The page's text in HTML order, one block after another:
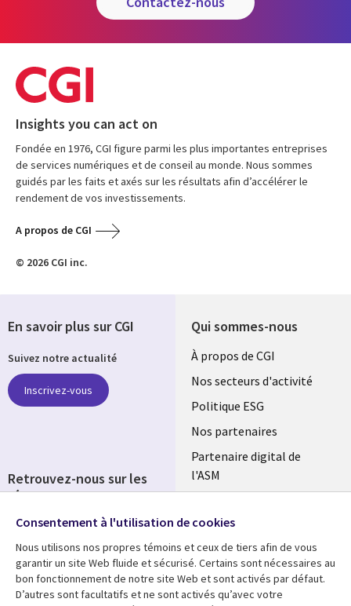
Insights you can act on
Fondée en 1976, CGI figure parmi les plus importantes entreprises
de services numériques et de conseil au monde. Nous sommes
guidés par les faits et axés sur les résultats afin d’accélérer le
rendement de vos investissements.
A propos de CGI
© 2026 CGI inc.
Qui sommes-nous
Useful
links
FRANCE
À propos de CGI
Nos secteurs d'activité
Politique ESG
Nos partenaires
Partenaire digital de
l'ASM
Fusions
Ressources Support
En savoir plus sur CGI
Suivez notre actualité
Inscrivez-vous
Retrouvez-nous sur les
réseaux
Social
Media
FRANCE
Consentement à l'utilisation de cookies
Nous utilisons nos propres témoins et ceux de tiers afin de vous
garantir un site Web fluide et sécurisé. Certains sont nécessaires au
bon fonctionnement de notre site Web et sont activés par défaut.
D’autres sont facultatifs et ne sont activés qu’avec votre